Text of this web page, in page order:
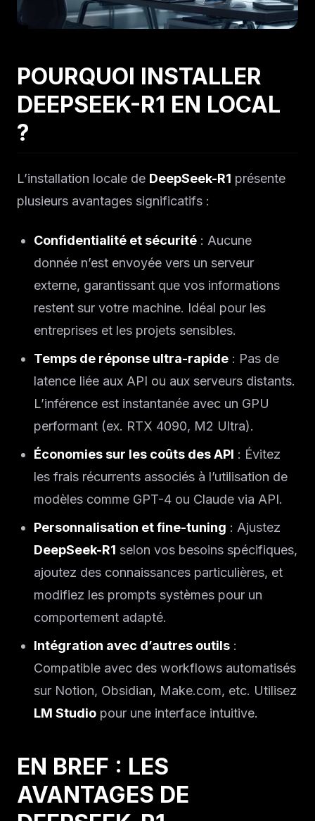
POURQUOI INSTALLER
DEEPSEEK-R1 EN LOCAL
?
L’installation locale de DeepSeek-R1 présente
plusieurs avantages significatifs :
Confidentialité et sécurité : Aucune
donnée n’est envoyée vers un serveur
externe, garantissant que vos informations
restent sur votre machine. Idéal pour les
entreprises et les projets sensibles.
Temps de réponse ultra-rapide : Pas de
latence liée aux API ou aux serveurs distants.
L’inférence est instantanée avec un GPU
performant (ex. RTX 4090, M2 Ultra).
Économies sur les coûts des API : Évitez
les frais récurrents associés à l’utilisation de
modèles comme GPT-4 ou Claude via API.
Personnalisation et fine-tuning : Ajustez
DeepSeek-R1 selon vos besoins spécifiques,
ajoutez des connaissances particulières, et
modifiez les prompts systèmes pour un
comportement adapté.
Intégration avec d’autres outils :
Compatible avec des workflows automatisés
sur Notion, Obsidian, Make.com, etc. Utilisez
LM Studio pour une interface intuitive.
EN BREF : LES
AVANTAGES DE